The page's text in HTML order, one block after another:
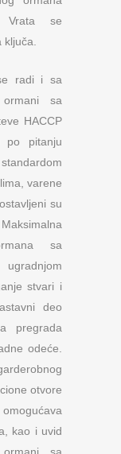
Vrata se
radi i sa
ormani sa
HACCP
pitanju
varene
su
sa
stvari i
deo
pregrada
odeće.
otvore
kao i uvid